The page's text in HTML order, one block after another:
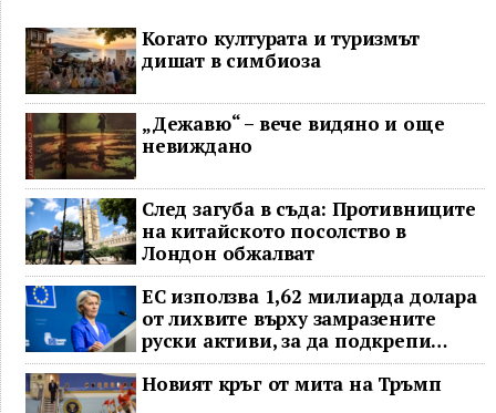
Когато културата и туризмът
дишат в симбиоза
„Дежавю“ – вече видяно и още
невиждано
След загуба в съда: Противниците
на китайското посолство в
Лондон обжалват
ЕС използва 1,62 милиарда долара
от лихвите върху замразените
руски активи, за да подкрепи
Украйна
Новият кръг от мита на Тръмп